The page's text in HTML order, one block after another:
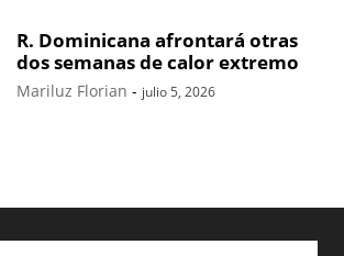
R. Dominicana afrontará otras
dos semanas de calor extremo
Mariluz Florian - julio 5, 2026